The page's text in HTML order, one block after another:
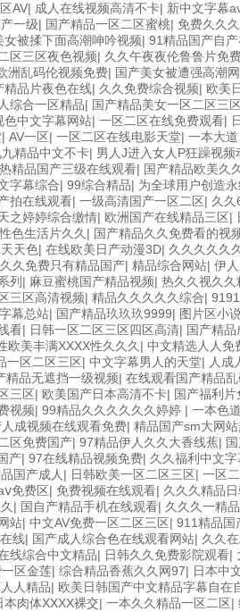
AV| 成人在线视频高清不卡| 新中文字幕
一级| 国产精品一区二区蜜桃| 免费久久
女被揉下面高潮呻吟视频| 91精品国产自
区三区夜色视频| 久久午夜夜伦鲁鲁片免
洲乱码伦视频免费| 国产美女被遭强高潮
精品片夜色在线| 久久免费综合视频| 欧美
综合一区精品| 国产精品美女一区二区三
色中文字幕网站| 一区二区在线免费观看|
| AV一区| 一区二区在线电影天堂| 一本大
精品中文不卡| 男人J进入女人P狂躁视频
精品国产三级在线观看| 国产精品欧美久
字幕综合| 99综合精品| 为全球用户创造
拍在线观看| 一级高清国产一区二区| 久久
之婷婷综合缴情| 欧洲国产在线精品三区|
色生活片久久 | 国产精品久久免费看的视
天色| 在线欧美日产动漫3D| 久久久久久
久免费只有精品国产| 精品综合网站| 伊
列 | 麻豆蜜桃国产精品视频| 热久久视久
三区高清视频| 精品久久久久久综合|
幕总站| 国产精品玖玖玖9999| 图片区小
看| 日韩一区二区三区四区高清| 国产精
欧美丰满XXXX性久久久 | 中文精选人人免
一区二区三区| 中文字幕男人的天堂| 人成
精品无遮挡一级视频| 在线观看国产精品
三区| 欧美国产日本高清不卡| 国产福利片
视频| 99精品久久久久久久婷婷 | 一本色
人成视频在线观看免费| 精品国产sm大网
区免费国产| 97精品伊人久久大香线蕉|
产| 97在线精品视频免费| 久久福利中文
国产成人 | 日韩欧美一区二区三区| 一区
免费区| 免费视频在线观看| 久久久精品
| 国自产精品手机在线观看| 久久久一精品
站| 中文AV免费一区二区三区| 911精品国
线| 国产成人综合色在线观看网站| 久久
线综合中文精品| 日韩久久免费影院观看|
区金莲| 综合精品香蕉久久网97| 日本中
人精品| 欧美日韩国产中文精品字幕自在
本肉体XXXX裸交| 一本久久精品一区二区|